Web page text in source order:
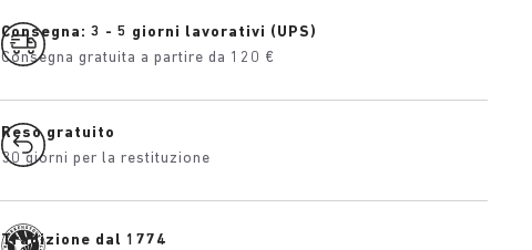
Consegna: 3 - 5 giorni lavorativi (UPS)
Consegna gratuita a partire da 120 €
Reso gratuito
30 giorni per la restituzione
Tradizione dal 1774